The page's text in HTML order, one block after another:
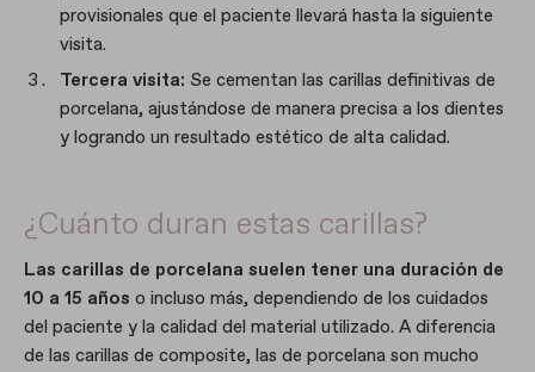
provisionales que el paciente llevará hasta la siguiente
visita.
Tercera visita: Se cementan las carillas definitivas de
porcelana, ajustándose de manera precisa a los dientes
y logrando un resultado estético de alta calidad.
¿Cuánto duran estas carillas?
Las carillas de porcelana suelen tener una duración de
10 a 15 años o incluso más, dependiendo de los cuidados
del paciente y la calidad del material utilizado. A diferencia
de las carillas de composite, las de porcelana son mucho